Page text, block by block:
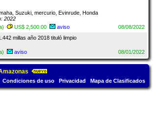
Suzuki, mercurio, Evinrude, Honda
2022
US$ 2,500.00 aviso
08/08/2022
millas año 2018 tituló limpio
aviso 08/01/2022
Condiciones de uso Privacidad Mapa de Clasificados